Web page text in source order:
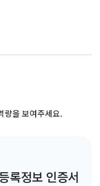
량을 보여주세요.
록정보 인증서